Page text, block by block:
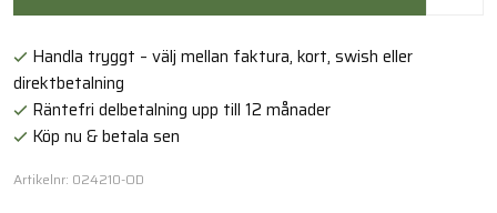
Handla tryggt – välj mellan faktura, kort, swish eller
direktbetalning
Räntefri delbetalning upp till 12 månader
Köp nu & betala sen
Artikelnr: 024210-OD